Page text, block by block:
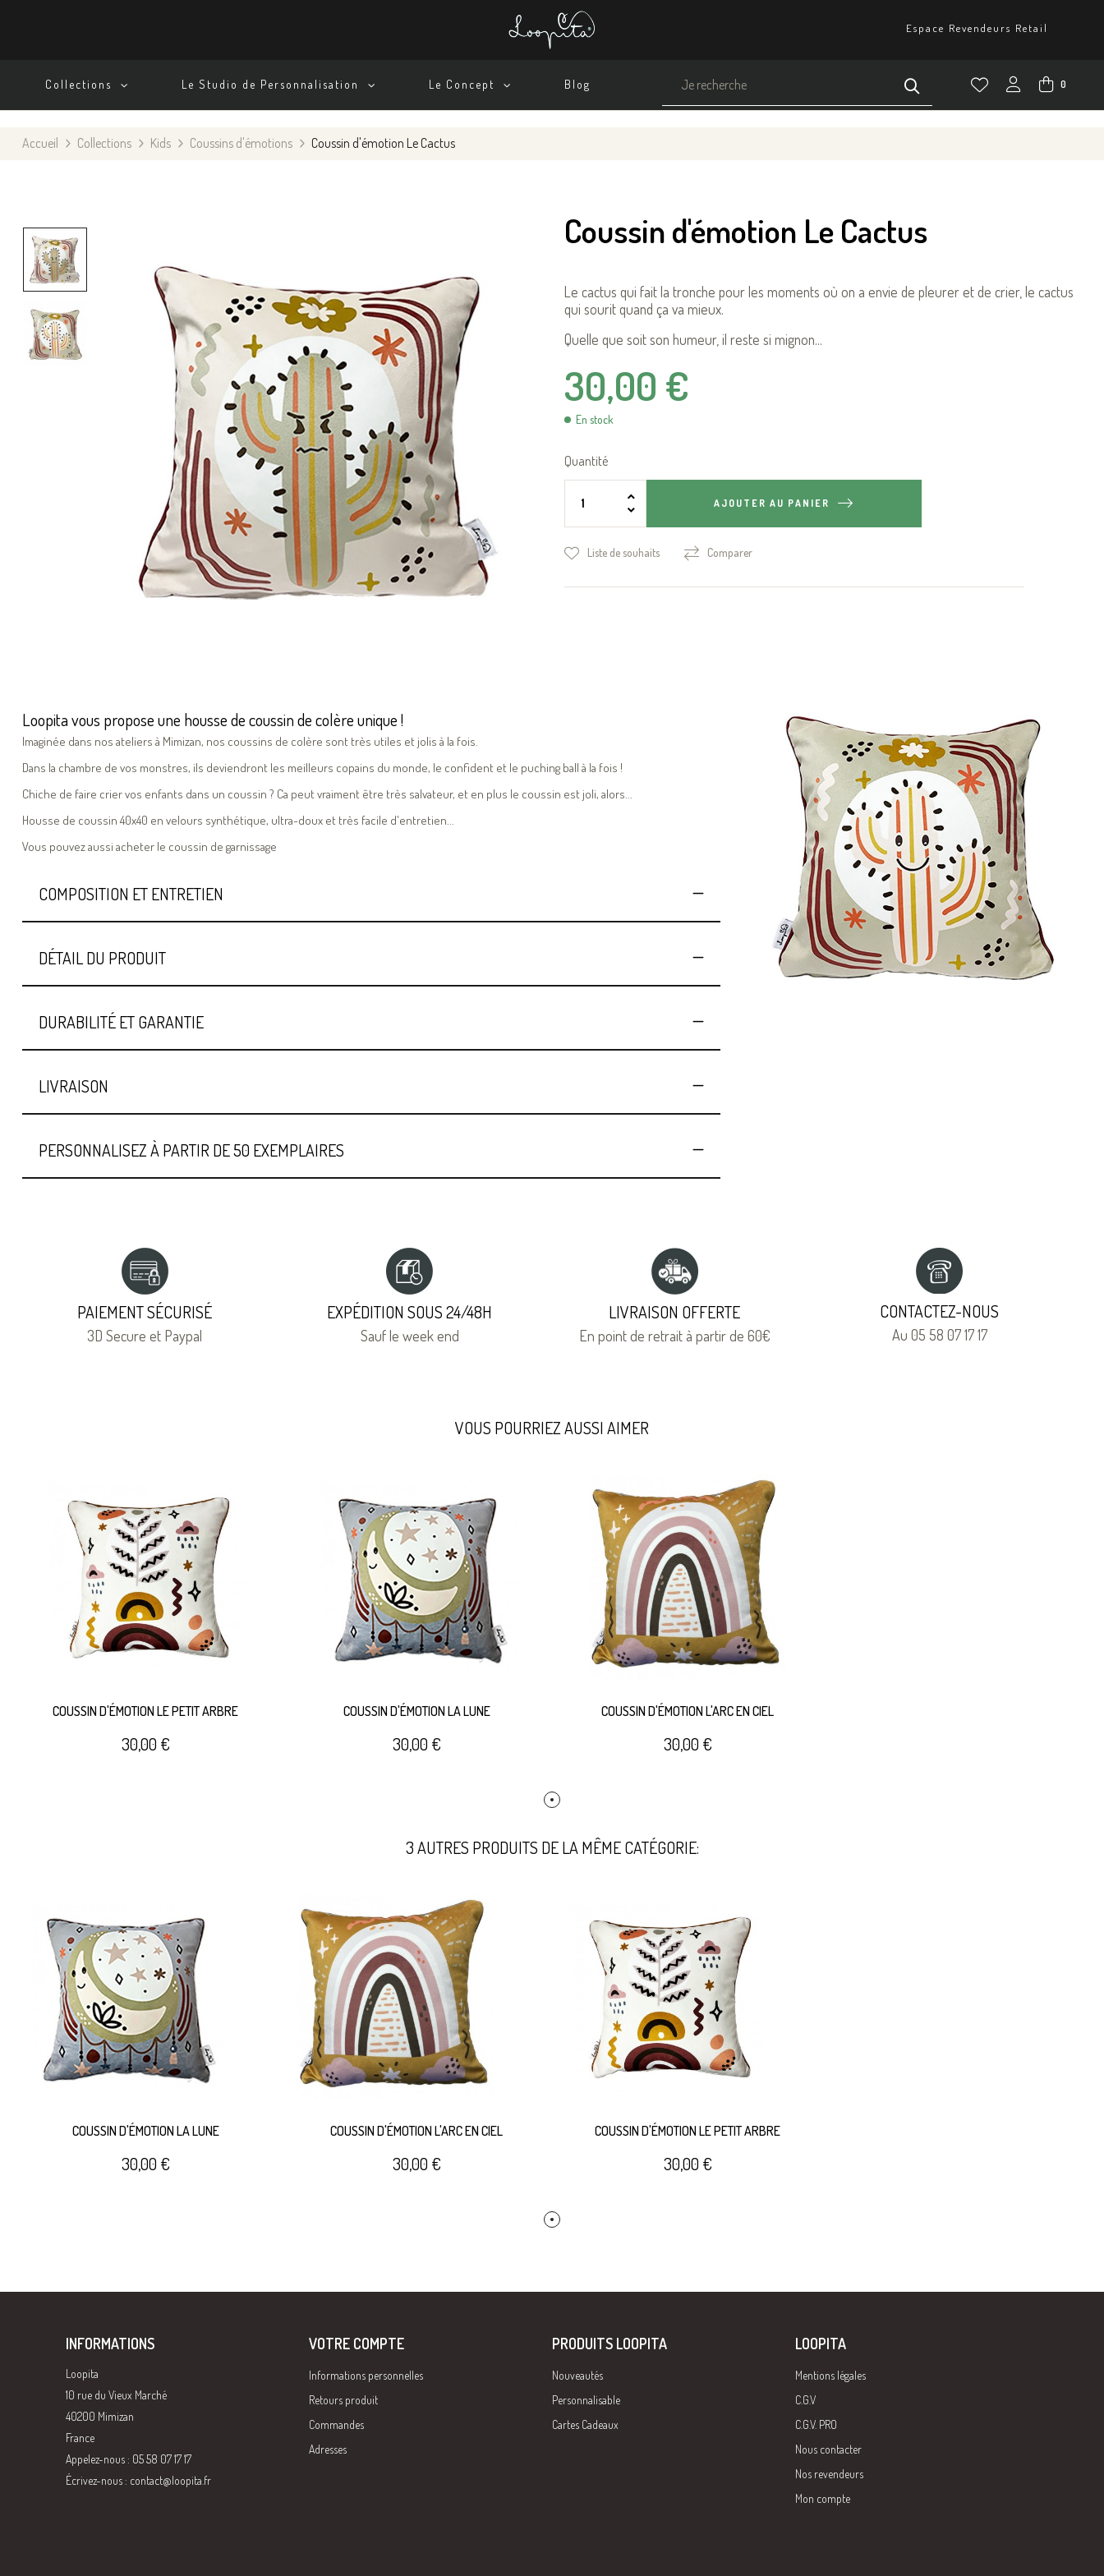
Espace Revendeurs Retail
Collections Le Studio de Personnalisation Le Concept Blog 0
Accueil Collections Kids Coussins d'émotions Coussin d'émotion Le Cactus
Coussin d'émotion Le Cactus
Le cactus qui fait la tronche pour les moments où on a envie de pleurer et de crier, le cactus
qui sourit quand ça va mieux.
Quelle que soit son humeur, il reste si mignon...
30,00 €
En stock
Quantité
AJOUTER AU PANIER
Liste de souhaits Comparer
Loopita vous propose une housse de coussin de colère unique !
Imaginée dans nos ateliers à Mimizan, nos coussins de colère sont très utiles et jolis à la fois.
Dans la chambre de vos monstres, ils deviendront les meilleurs copains du monde, le confident et le puching ball à la fois !
Chiche de faire crier vos enfants dans un coussin ? Ca peut vraiment être très salvateur, et en plus le coussin est joli, alors...
Housse de coussin 40x40 en velours synthétique, ultra-doux et très facile d'entretien...
Vous pouvez aussi acheter le coussin de garnissage
COMPOSITION ET ENTRETIEN
DÉTAIL DU PRODUIT
DURABILITÉ ET GARANTIE
LIVRAISON
PERSONNALISEZ À PARTIR DE 50 EXEMPLAIRES
PAIEMENT SÉCURISÉ
3D Secure et Paypal
EXPÉDITION SOUS 24/48H
Sauf le week end
LIVRAISON OFFERTE
En point de retrait à partir de 60€
CONTACTEZ-NOUS
Au 05 58 07 17 17
VOUS POURRIEZ AUSSI AIMER
COUSSIN D'ÉMOTION LE PETIT ARBRE
30,00 €
COUSSIN D'ÉMOTION LA LUNE
30,00 €
COUSSIN D'ÉMOTION L'ARC EN CIEL
30,00 €
3 AUTRES PRODUITS DE LA MÊME CATÉGORIE:
COUSSIN D'ÉMOTION LA LUNE
30,00 €
COUSSIN D'ÉMOTION L'ARC EN CIEL
30,00 €
COUSSIN D'ÉMOTION LE PETIT ARBRE
30,00 €
INFORMATIONS
Loopita
10 rue du Vieux Marché
40200 Mimizan
France
Appelez-nous : 05 58 07 17 17
Écrivez-nous : contact@loopita.fr
VOTRE COMPTE
Informations personnelles
Retours produit
Commandes
Adresses
PRODUITS LOOPITA
Nouveautés
Personnalisable
Cartes Cadeaux
LOOPITA
Mentions légales
C.G.V
C.G.V. PRO
Nous contacter
Nos revendeurs
Mon compte